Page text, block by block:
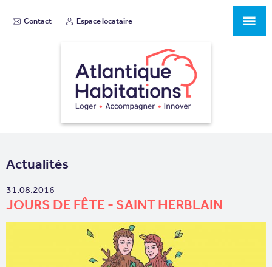
Contact Espace locataire
Actualités
31.08.2016
JOURS DE FÊTE - SAINT HERBLAIN